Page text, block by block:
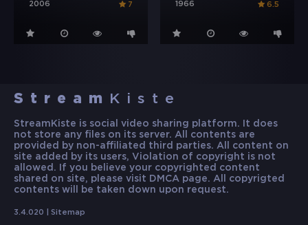
2006 7 1966 6.5
Stream Kiste
StreamKiste is social video sharing platform. It does
not store any files on its server. All contents are
provided by non-affiliated third parties. All content on
site added by its users, Violation of copyright is not
allowed. If you believe your copyrighted content
shared on site, please visit DMCA page. All copyrigted
contents will be taken down upon request.
3.4.020 | Sitemap